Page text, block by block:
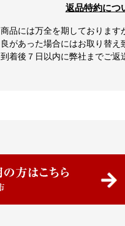
返品特約につ
商品には万全を期しております
良があった場合にはお取り替え
到着後７日以内に弊社までご返